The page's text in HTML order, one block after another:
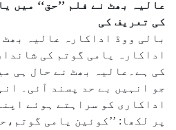
عالیہ بھٹ نے فلم ’’حق‘‘ میں
کی تعریف کی
بالی ووڈ اداکارہ عالیہ بھٹ
اداکارہ یامی گوتم کی
کی ہے۔عالیہ بھٹ نے حال ہی
جو انہیں بے حد پسند آئی۔
اداکاری کو سراہتے ہوئے
پر لکھا: ’’کوئین یامی